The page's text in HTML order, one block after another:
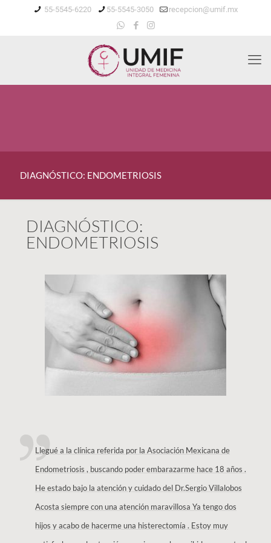
55-5545-6220 55-5545-3050 recepcion@umif.mx
DIAGNÓSTICO: ENDOMETRIOSIS
DIAGNÓSTICO:
ENDOMETRIOSIS
Llegué a la clínica referida por la Asociación Mexicana de
Endometriosis , buscando poder embarazarme hace 18 años .
He estado bajo la atención y cuidado del Dr.Sergio Villalobos
Acosta siempre con una atención maravillosa Ya tengo dos
hijos y acabo de hacerme una histerectomía . Estoy muy